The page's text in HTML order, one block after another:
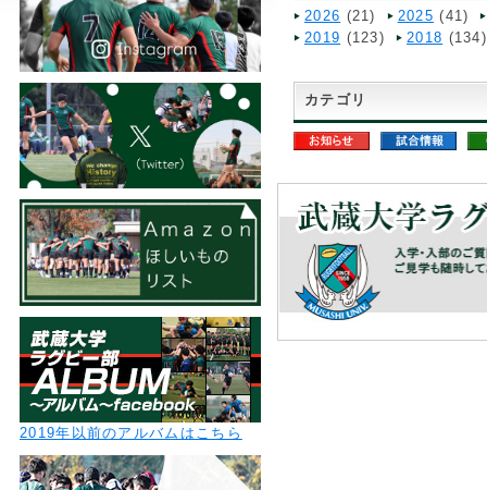
2026 (21) 2025 (41)
2019 (123) 2018 (134)
カテゴリ
2019年以前のアルバムはこちら